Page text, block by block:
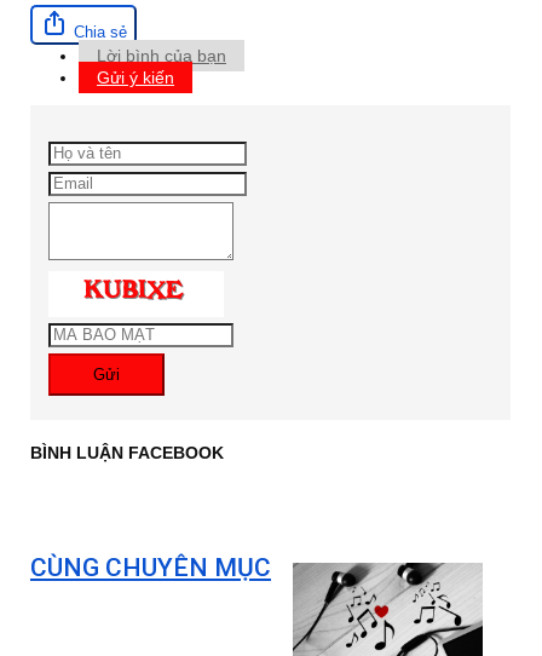
Chia sẻ
Lời bình của bạn
Gửi ý kiến
Gửi
BÌNH LUẬN FACEBOOK
CÙNG CHUYÊN MỤC